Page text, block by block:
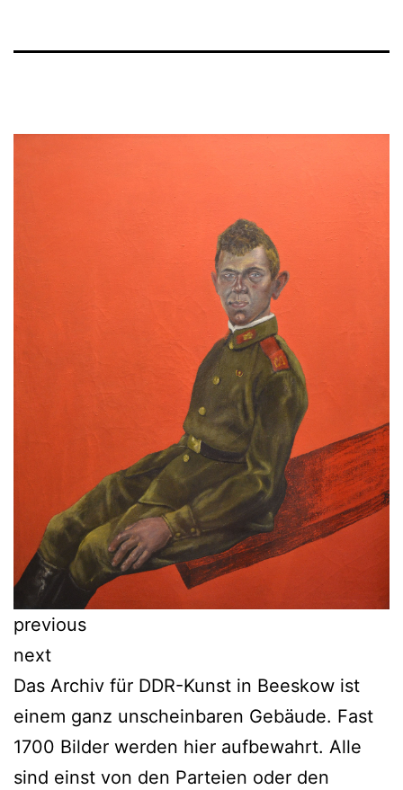
previous
next
Das Archiv für DDR-Kunst in Beeskow ist
einem ganz unscheinbaren Gebäude. Fast
1700 Bilder werden hier aufbewahrt. Alle
sind einst von den Parteien oder den